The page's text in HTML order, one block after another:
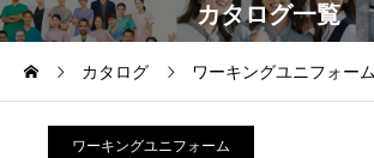
カタログ一覧
カタログ ワーキングユニフォーム
ワーキングユニフォーム